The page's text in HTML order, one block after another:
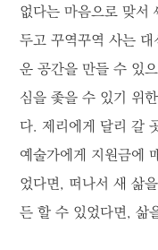
없다는 마음으로 맞서
두고 꾸역꾸역 사는
운 공간을 만들 수 있
심을 좇을 수 있기 위
다. 제리에게 달리 갈
예술가에게 지원금에
었다면, 떠나서 새 삶
든 할 수 있었다면, 삶